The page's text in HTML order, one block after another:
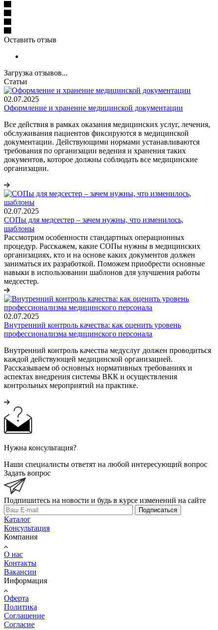
Оставить отзыв
Загрузка отзывов...
Статьи
02.07.2025
Оформление и хранение медицинской документации
Все действия в рамках оказания медицинских услуг, лечения,
обслуживания пациентов фиксируются в медицинской
документации. Действующими нормами устанавливаются
требования по организации ведения и хранения таких
документов, которое должны соблюдать все медицинские
организации.
02.07.2025
СОПы для медсестер – зачем нужны, что изменилось,
шаблоны
Рассмотрим особенности стандартных операционных
процедур. Расскажем, какие СОПы нужны в медицинских
организациях, кто и на основе каких документов должен
заниматься их разработкой. Поможем приобрести основные
навыки в использовании шаблонов для улучшения работы
медсестер.
02.07.2025
Внутренний контроль качества: как оценить уровень
профессионализма медицинского персонала
Внутренний контроль качества медуслуг должен проводиться
каждой действующей медицинской организацией.
Рассказываем об основных нормативных требованиях и
аспектах внедрения системы ВКК и осуществления
контрольных мероприятий на практике.
Нужна консультация?
Наши специалисты ответят на любой интересующий вопрос
Задать вопрос
Подпишитесь на новости и будь в курсе изменений на сайте
Подписаться
Каталог
Консультация
Компания
О нас
Контакты
Вакансии
Информация
Оферта
Политика
Соглашение
Согласие